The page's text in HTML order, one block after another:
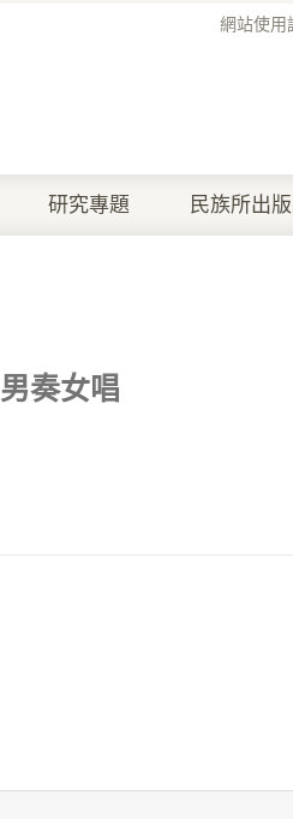
網站使用
研究專題 民族所出
男奏女唱